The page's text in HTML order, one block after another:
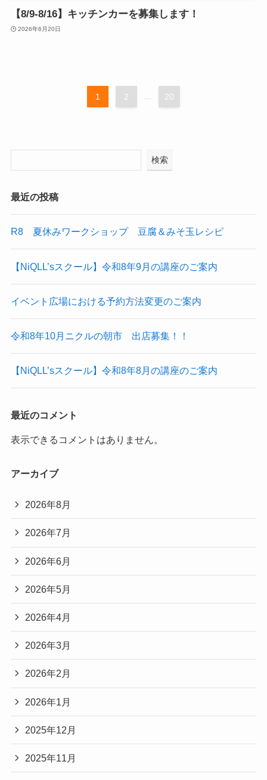
【8/9-8/16】キッチンカーを募集します！
2026年6月20日
1 2 ... 20
検索
最近の投稿
R8 夏休みワークショップ 豆腐＆みそ玉レシピ
【NiQLL’sスクール】令和8年9月の講座のご案内
イベント広場における予約方法変更のご案内
令和8年10月ニクルの朝市 出店募集！！
【NiQLL’sスクール】令和8年8月の講座のご案内
最近のコメント
表示できるコメントはありません。
アーカイブ
2026年8月
2026年7月
2026年6月
2026年5月
2026年4月
2026年3月
2026年2月
2026年1月
2025年12月
2025年11月